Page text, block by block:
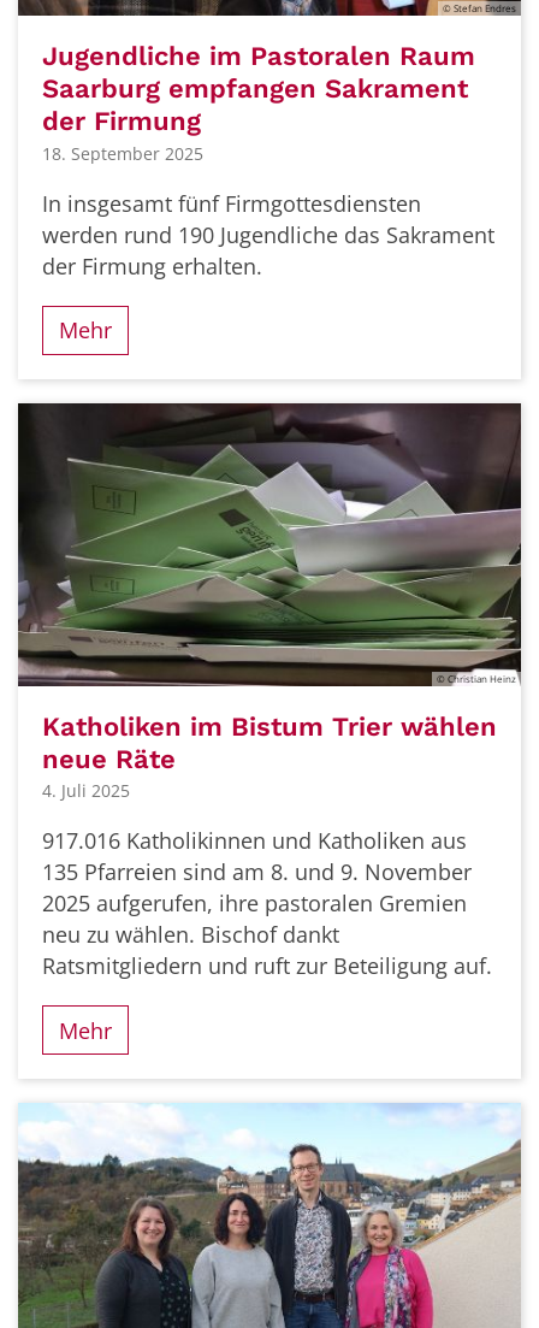
© Stefan Endres
Jugendliche im Pastoralen Raum
Saarburg empfangen Sakrament
der Firmung
18. September 2025
In insgesamt fünf Firmgottesdiensten
werden rund 190 Jugendliche das Sakrament
der Firmung erhalten.
Mehr
© Christian Heinz
Katholiken im Bistum Trier wählen
neue Räte
4. Juli 2025
917.016 Katholikinnen und Katholiken aus
135 Pfarreien sind am 8. und 9. November
2025 aufgerufen, ihre pastoralen Gremien
neu zu wählen. Bischof dankt
Ratsmitgliedern und ruft zur Beteiligung auf.
Mehr